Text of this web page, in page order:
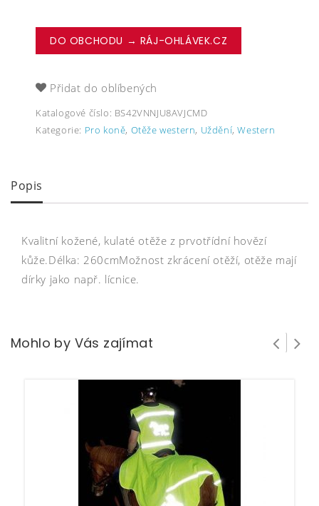
DO OBCHODU → RÁJ-OHLÁVEK.CZ
Přidat do oblíbených
Katalogové číslo: BS42VNNJU8AVJCMD
Kategorie: Pro koně, Otěže western, Uždění,Western
Popis
Kvalitní kožené, kulaté otěže z prvotřídní hovězí
kůže.Délka: 260cmMožnost zkrácení otěží, otěže mají
dírky jako např. lícnice.
Mohlo by Vás zajímat